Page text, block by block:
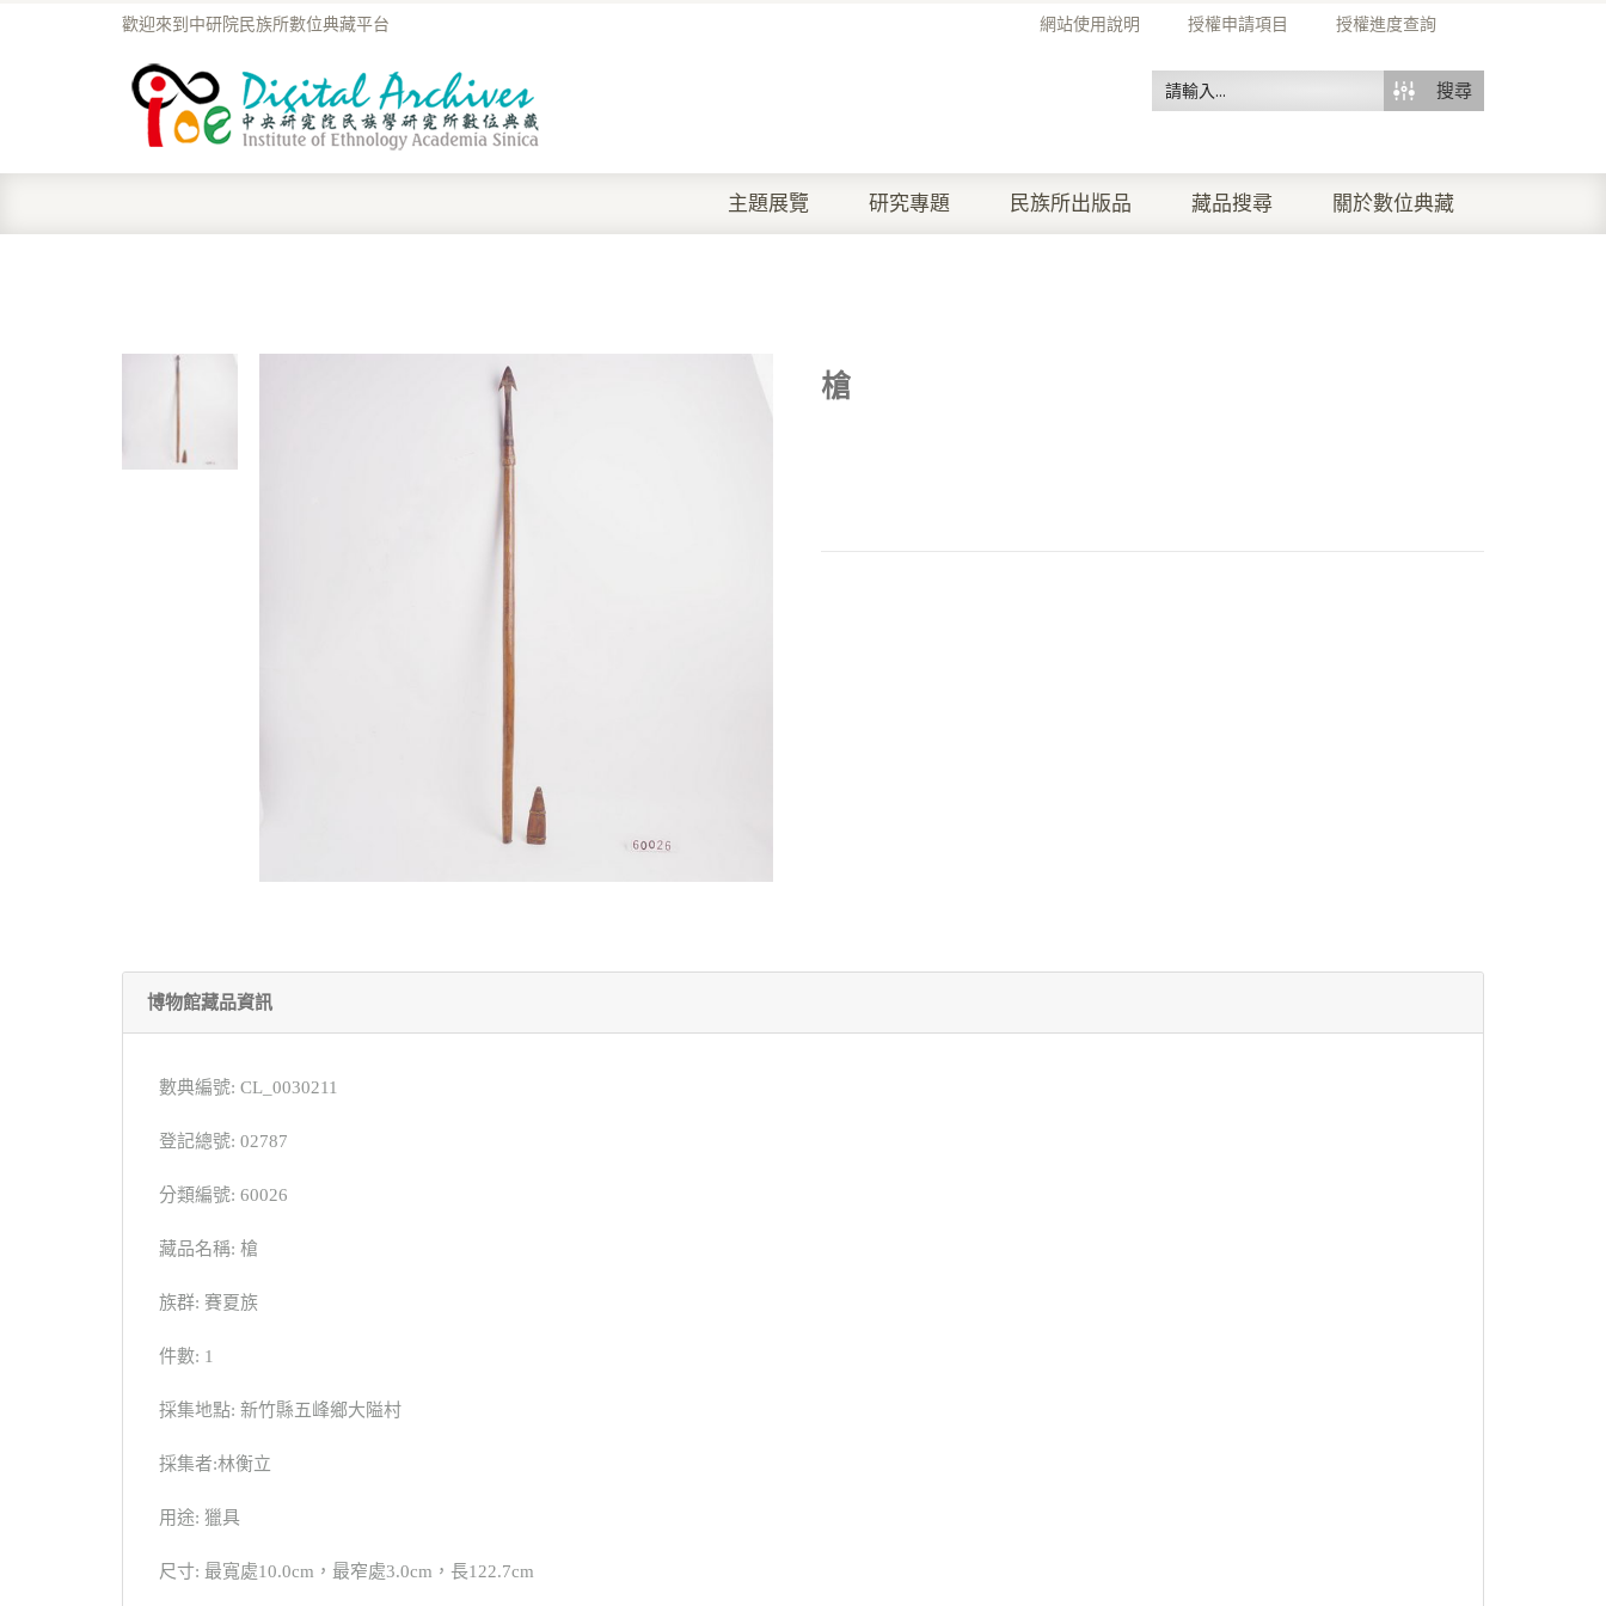
網站使用說明 授權申請項目 授權進度查詢
歡迎來到中研院民族所數位典藏平台
搜尋
主題展覽 研究專題 民族所出版品 藏品搜尋 關於數位典藏
槍
博物館藏品資訊
數典編號: CL_0030211
登記總號: 02787
分類編號: 60026
藏品名稱: 槍
族群: 賽夏族
件數: 1
採集地點: 新竹縣五峰鄉大隘村
採集者:林衡立
用途: 獵具
尺寸: 最寬處10.0cm，最窄處3.0cm，長122.7cm